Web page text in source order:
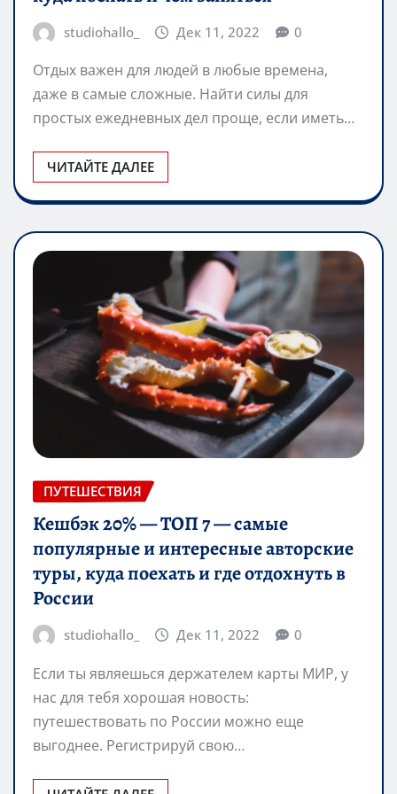
studiohallo_ Дек 11, 2022 0
Отдых важен для людей в любые времена,
даже в самые сложные. Найти силы для
простых ежедневных дел проще, если иметь…
ЧИТАЙТЕ ДАЛЕЕ
ПУТЕШЕСТВИЯ
Кешбэк 20% — ТОП 7 — самые
популярные и интересные авторские
туры, куда поехать и где отдохнуть в
России
studiohallo_ Дек 11, 2022 0
Если ты являешься держателем карты МИР, у
нас для тебя хорошая новость:
путешествовать по России можно еще
выгоднее. Регистрируй свою…